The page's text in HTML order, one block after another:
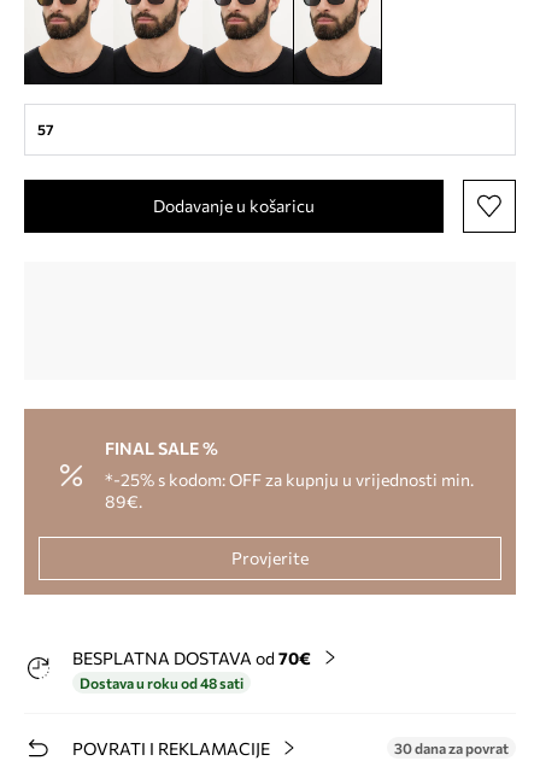
57
Dodavanje u košaricu
FINAL SALE %
*-25% s kodom: OFF za kupnju u vrijednosti min.
89€.
Provjerite
BESPLATNA DOSTAVA od 70€
Dostava u roku od 48 sati
POVRATI I REKLAMACIJE 30 dana za povrat